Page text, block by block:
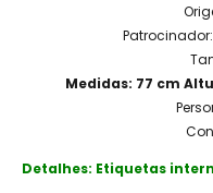
Patrocinador:
Medidas: 77 cm
Detalhes: Etiquetas